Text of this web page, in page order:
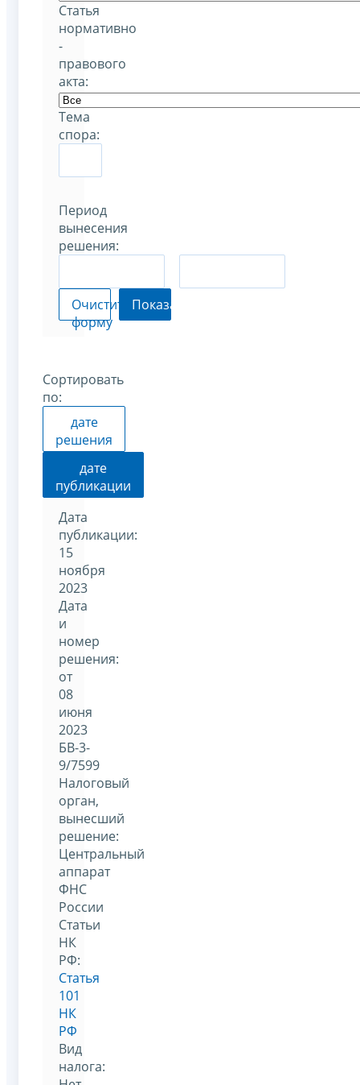
Статья
нормативно
-
правового
акта:
Тема
спора:
Период
вынесения
решения:
Очистить
форму
Показать
Сортировать
по:
дате
решения
дате
публикации
Дата
публикации:
15
ноября
2023
Дата
и
номер
решения:
от
08
июня
2023
БВ-3-
9/7599
Налоговый
орган,
вынесший
решение:
Центральный
аппарат
ФНС
России
Статьи
НК
РФ:
Статья
101
НК
РФ
Вид
налога: